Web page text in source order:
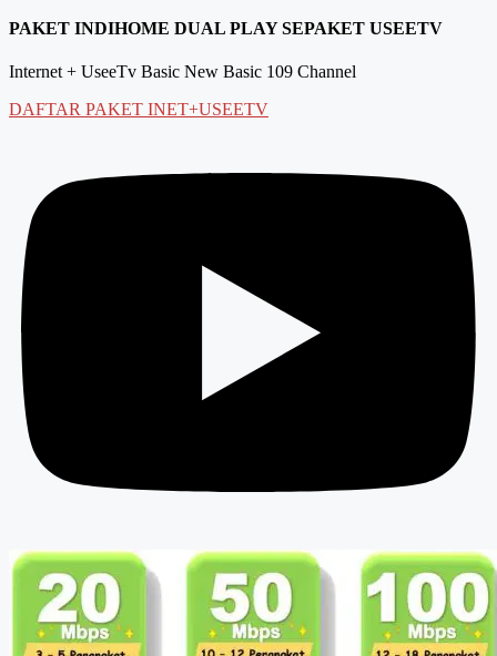
PAKET INDIHOME DUAL PLAY SEPAKET USEETV
Internet + UseeTv Basic New Basic 109 Channel
DAFTAR PAKET INET+USEETV